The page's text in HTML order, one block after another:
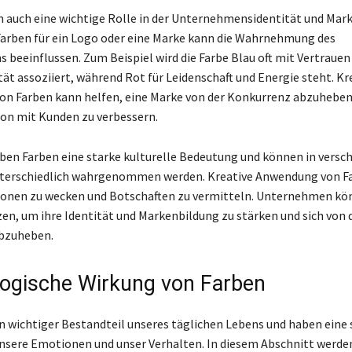
auch eine wichtige Rolle in der Unternehmensidentität und
für ein Logo oder eine Marke kann die Wahrnehmung des
beeinflussen. Zum Beispiel wird die Farbe Blau oft mit Vertrauen
assoziiert, während Rot für Leidenschaft und Energie steht.
Farben kann helfen, eine Marke von der Konkurrenz
mit Kunden zu verbessern.
Farben eine starke kulturelle Bedeutung und können in
wahrgenommen werden. Kreative Anwendung von
zu wecken und Botschaften zu vermitteln. Unternehmen
um ihre Identität und Markenbildung zu stärken und sich von
Wirkung von Farben
wichtiger Bestandteil unseres täglichen Lebens und haben eine
Emotionen und unser Verhalten. In diesem Abschnitt